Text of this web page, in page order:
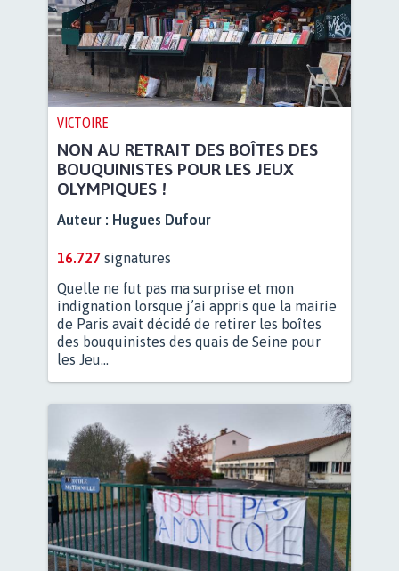
VICTOIRE
NON AU RETRAIT DES BOÎTES DES
BOUQUINISTES POUR LES JEUX
OLYMPIQUES !
Auteur : Hugues Dufour
16.727 signatures
Quelle ne fut pas ma surprise et mon
indignation lorsque j’ai appris que la mairie
de Paris avait décidé de retirer les boîtes
des bouquinistes des quais de Seine pour
les Jeu...